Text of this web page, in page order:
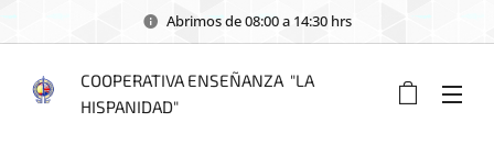
Abrimos de 08:00 a 14:30 hrs
COOPERATIVA ENSEÑANZA "LA
HISPANIDAD"